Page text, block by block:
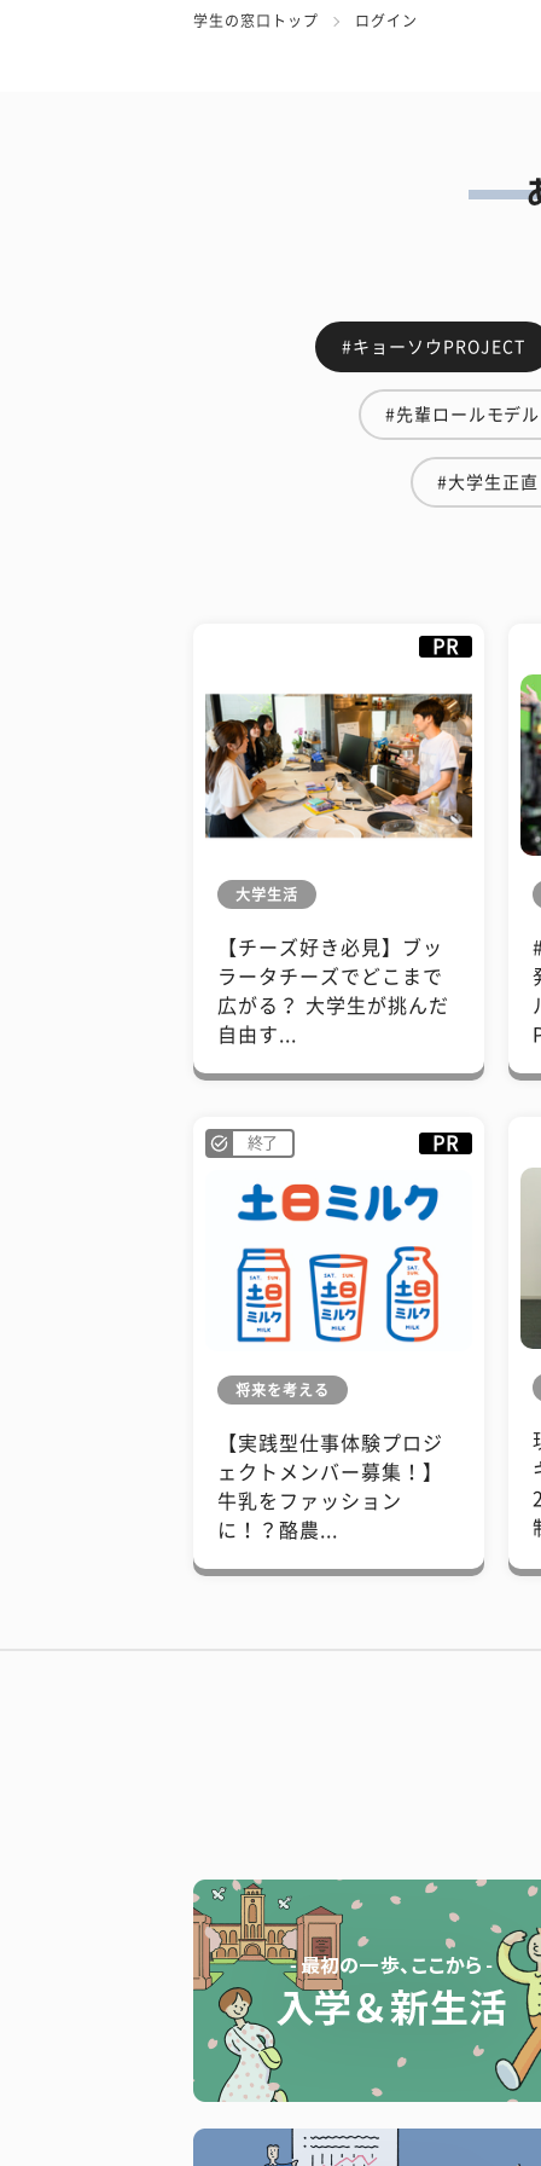
学生の窓口トップ ログイン
#キョーソウPROJECT
#先輩ロールモデル
#大学生正
PR
大学生活
【チーズ好き必見】ブッ
ラータチーズでどこまで
広がる？ 大学生が挑んだ
自由す...
終了 PR
将来を考える
【実践型仕事体験プロジ
ェクトメンバー募集！】
牛乳をファッション
に！？酪農...